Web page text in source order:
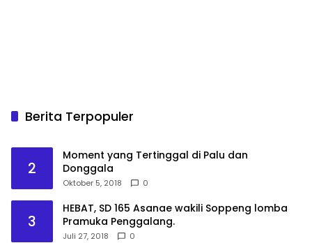
Berita Terpopuler
2
Moment yang Tertinggal di Palu dan
Donggala
Oktober 5, 2018 0
3
HEBAT, SD 165 Asanae wakili Soppeng lomba
Pramuka Penggalang.
Juli 27, 2018 0